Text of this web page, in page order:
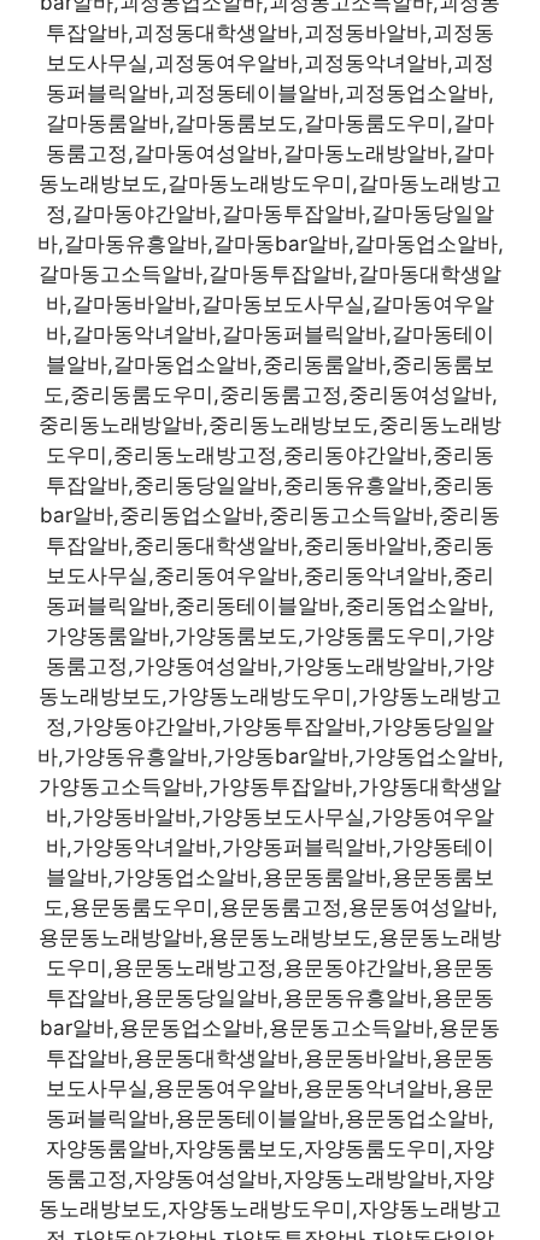
투잡알바,괴정동대학생알바,괴정동바알바,괴정동
보도사무실,괴정동여우알바,괴정동악녀알바,괴정
동퍼블릭알바,괴정동테이블알바,괴정동업소알바,
갈마동룸알바,갈마동룸보도,갈마동룸도우미,갈마
동룸고정,갈마동여성알바,갈마동노래방알바,갈마
동노래방보도,갈마동노래방도우미,갈마동노래방고
정,갈마동야간알바,갈마동투잡알바,갈마동당일알
바,갈마동유흥알바,갈마동bar알바,갈마동업소알바,
갈마동고소득알바,갈마동투잡알바,갈마동대학생알
바,갈마동바알바,갈마동보도사무실,갈마동여우알
바,갈마동악녀알바,갈마동퍼블릭알바,갈마동테이
블알바,갈마동업소알바,중리동룸알바,중리동룸보
도,중리동룸도우미,중리동룸고정,중리동여성알바,
중리동노래방알바,중리동노래방보도,중리동노래방
도우미,중리동노래방고정,중리동야간알바,중리동
투잡알바,중리동당일알바,중리동유흥알바,중리동
bar알바,중리동업소알바,중리동고소득알바,중리동
투잡알바,중리동대학생알바,중리동바알바,중리동
보도사무실,중리동여우알바,중리동악녀알바,중리
동퍼블릭알바,중리동테이블알바,중리동업소알바,
가양동룸알바,가양동룸보도,가양동룸도우미,가양
동룸고정,가양동여성알바,가양동노래방알바,가양
동노래방보도,가양동노래방도우미,가양동노래방고
정,가양동야간알바,가양동투잡알바,가양동당일알
바,가양동유흥알바,가양동bar알바,가양동업소알바,
가양동고소득알바,가양동투잡알바,가양동대학생알
바,가양동바알바,가양동보도사무실,가양동여우알
바,가양동악녀알바,가양동퍼블릭알바,가양동테이
블알바,가양동업소알바,용문동룸알바,용문동룸보
도,용문동룸도우미,용문동룸고정,용문동여성알바,
용문동노래방알바,용문동노래방보도,용문동노래방
도우미,용문동노래방고정,용문동야간알바,용문동
투잡알바,용문동당일알바,용문동유흥알바,용문동
bar알바,용문동업소알바,용문동고소득알바,용문동
투잡알바,용문동대학생알바,용문동바알바,용문동
보도사무실,용문동여우알바,용문동악녀알바,용문
동퍼블릭알바,용문동테이블알바,용문동업소알바,
자양동룸알바,자양동룸보도,자양동룸도우미,자양
동룸고정,자양동여성알바,자양동노래방알바,자양
동노래방보도,자양동노래방도우미,자양동노래방고